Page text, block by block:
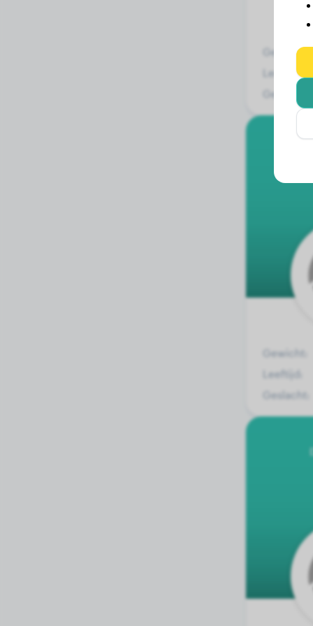
Gewicht:
Leeftijd:
Geslacht:
Gewicht:
Leeftijd:
Geslacht: